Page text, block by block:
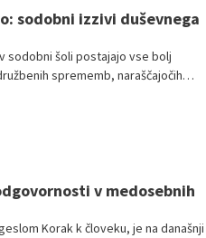
sodobni izzivi duševnega
sodobni šoli postajajo vse bolj
sprememb, naraščajočih
v medosebnih
Korak k človeku, je na današnji